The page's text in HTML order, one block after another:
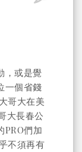
，或是覺
一個省錢
哥大在美
大長春公
PRO們加
不須再有